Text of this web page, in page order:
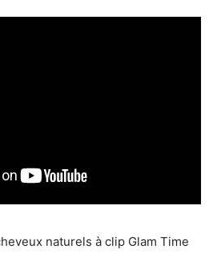
naturels à clip Glam Time